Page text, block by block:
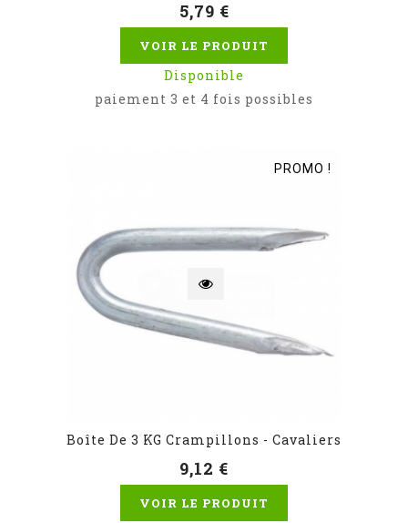
5,79 €
VOIR LE PRODUIT
Disponible
paiement 3 et 4 fois possibles
PROMO !
Boîte De 3 KG Crampillons - Cavaliers
9,12 €
VOIR LE PRODUIT